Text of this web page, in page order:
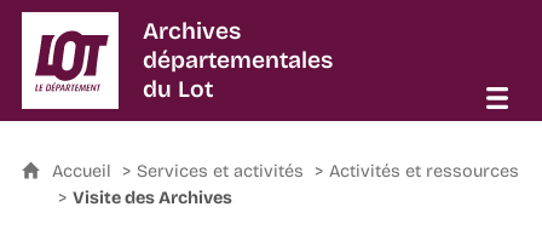
Archives
départementales
du Lot
Accueil Services et activités
Activités et ressources
Visite des Archives